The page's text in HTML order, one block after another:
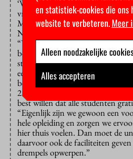
‘We hebben niet eens
vrees het einde van de vereniging’
Mens, de vereniging van
Natuurwetenschappen, ziet het
“Volgens de regels moet je
betaalde leden hebben om erkend
studievereniging. Zoveel
eens. Dus ik vrees het einde van
betalen Mens-leden eenmalig een
22,50 euro en zijn dan hun hele
best willen dat alle studenten
“Eigenlijk zijn we gewoon een
hele opleiding en zorgen we
hier thuis voelen. Dan moet de
daarvoor ook de faciliteiten
drempels opwerpen.”
en statistiek-cookies die ons
website te verbeteren.Meer
Alleen noodzakelijke
Alles accepteren